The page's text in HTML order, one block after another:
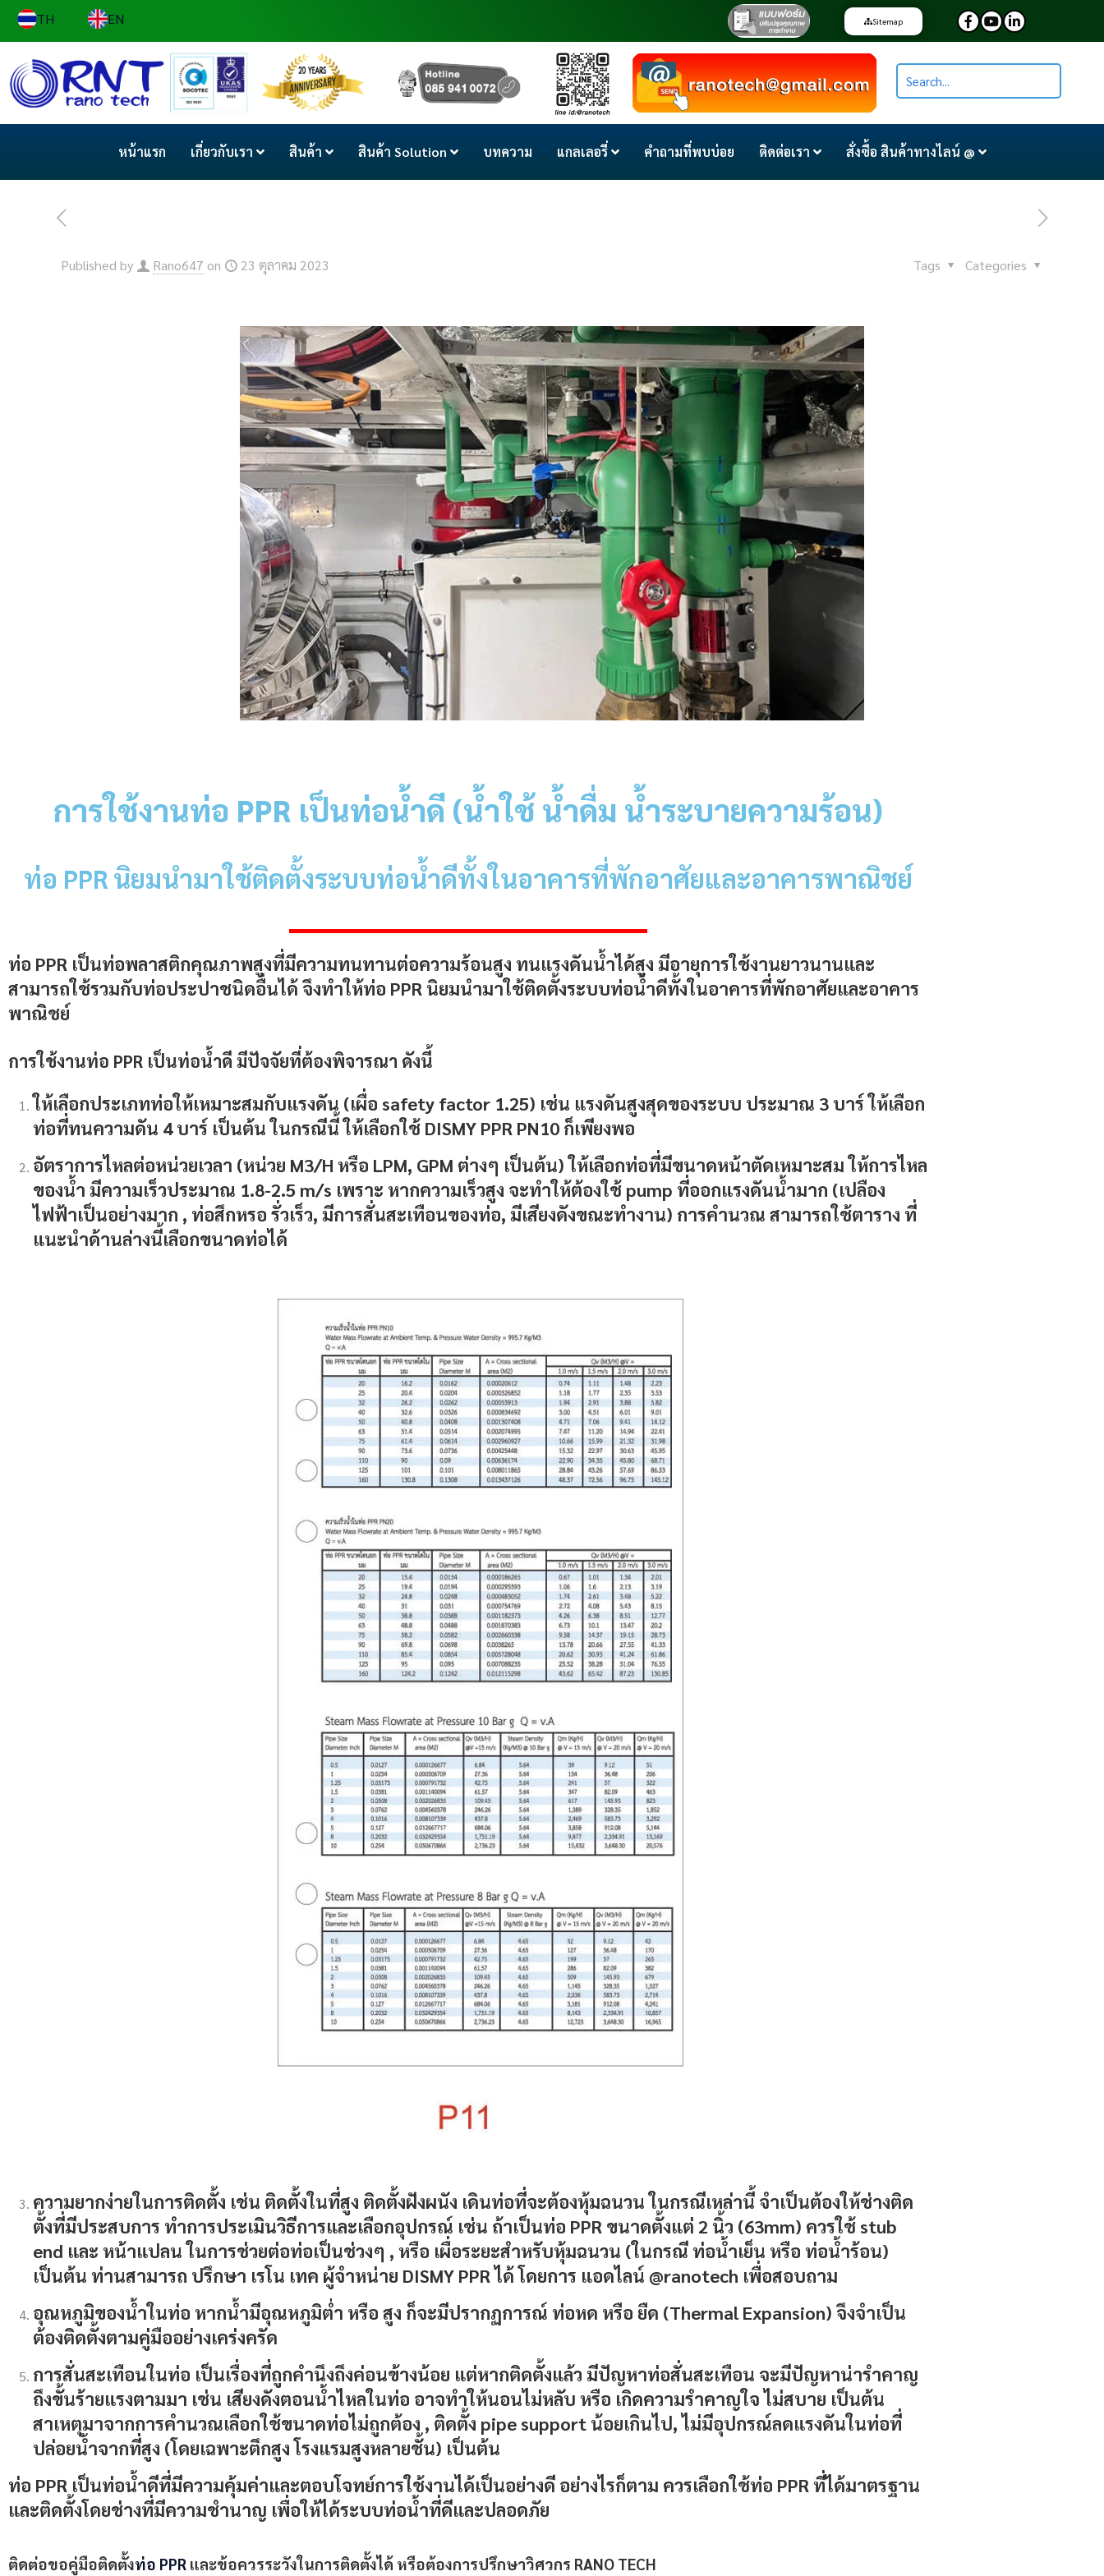
TH EN Sitemap
หน้าแรก เกี่ยวกับเรา สินค้า สินค้า Solution บทความ แกลเลอรี่ คำถามที่พบบ่อย ติดต่อเรา สั่งซื้อ สินค้าทางไลน์ @
Published by Rano647 on 23 ตุลาคม 2023 Categories
Tags
การใช้งานท่อ PPR เป็นท่อน้ำดี (น้ำใช้ น้ำดื่ม น้ำระบายความร้อน)
ท่อ PPRนิยมนำมาใช้ติดตั้งระบบท่อน้ำดีทั้งในอาคารที่พักอาศัยและอาคารพาณิชย์
ท่อ PPR เป็นท่อพลาสติกคุณภาพสูงที่มีความทนทานต่อความร้อนสูง ทนแรงดันน้ำได้สูง มีอายุการใช้งานยาวนานและ
สามารถใช้รวมกับท่อประปาชนิดอื่นได้ จึงทำให้ท่อ PPR นิยมนำมาใช้ติดตั้งระบบท่อน้ำดีทั้งในอาคารที่พักอาศัยและอาคาร
พาณิชย์
การใช้งานท่อ PPR เป็นท่อน้ำดี มีปัจจัยที่ต้องพิจารณา ดังนี้
ให้เลือกประเภทท่อให้เหมาะสมกับแรงดัน (เผื่อ safety factor 1.25) เช่น แรงดันสูงสุดของระบบ ประมาณ 3 บาร์ ให้เลือก
ท่อที่ทนความดัน 4 บาร์ เป็นต้น ในกรณีนี้ ให้เลือกใช้ DISMY PPR PN10 ก็เพียงพอ
อัตราการไหลต่อหน่วยเวลา (หน่วย M3/H หรือ LPM, GPM ต่างๆ เป็นต้น) ให้เลือกท่อที่มีขนาดหน้าตัดเหมาะสม ให้การไหล
ของน้ำ มีความเร็วประมาณ 1.8-2.5 m/s เพราะ หากความเร็วสูง จะทำให้ต้องใช้ pump ที่ออกแรงดันน้ำมาก (เปลือง
ไฟฟ้าเป็นอย่างมาก , ท่อสึกหรอ รั่วเร็ว, มีการสั่นสะเทือนของท่อ, มีเสียงดังขณะทำงาน) การคำนวณ สามารถใช้ตาราง ที่
แนะนำด้านล่างนี้เลือกขนาดท่อได้
ความยากง่ายในการติดตั้ง เช่น ติดตั้งในที่สูง ติดตั้งฝังผนัง เดินท่อที่จะต้องหุ้มฉนวน ในกรณีเหล่านี้ จำเป็นต้องให้ช่างติด
ตั้งที่มีประสบการ ทำการประเมินวิธีการและเลือกอุปกรณ์ เช่น ถ้าเป็นท่อ PPR ขนาดตั้งแต่ 2 นิ้ว (63mm) ควรใช้ stub
end และ หน้าแปลน ในการช่วยต่อท่อเป็นช่วงๆ , หรือ เผื่อระยะสำหรับหุ้มฉนวน (ในกรณี ท่อน้ำเย็น หรือ ท่อน้ำร้อน)
เป็นต้น ท่านสามารถ ปรึกษา เรโน เทค ผู้จำหน่าย DISMY PPR ได้ โดยการ แอดไลน์ @ranotech เพื่อสอบถาม
อุณหภูมิของน้ำในท่อ หากน้ำมีอุณหภูมิต่ำ หรือ สูง ก็จะมีปรากฏการณ์ ท่อหด หรือ ยืด (Thermal Expansion) จึงจำเป็น
ต้องติดตั้งตามคู่มืออย่างเคร่งครัด
การสั่นสะเทือนในท่อ เป็นเรื่องที่ถูกคำนึงถึงค่อนข้างน้อย แต่หากติดตั้งแล้ว มีปัญหาท่อสั่นสะเทือน จะมีปัญหาน่ารำคาญ
ถึงขั้นร้ายแรงตามมา เช่น เสียงดังตอนน้ำไหลในท่อ อาจทำให้นอนไม่หลับ หรือ เกิดความรำคาญใจ ไม่สบาย เป็นต้น
สาเหตุมาจากการคำนวณเลือกใช้ขนาดท่อไม่ถูกต้อง , ติดตั้ง pipe support น้อยเกินไป, ไม่มีอุปกรณ์ลดแรงดันในท่อที่
ปล่อยน้ำจากที่สูง (โดยเฉพาะตึกสูง โรงแรมสูงหลายชั้น) เป็นต้น
ท่อ PPR เป็นท่อน้ำดีที่มีความคุ้มค่าและตอบโจทย์การใช้งานได้เป็นอย่างดี อย่างไรก็ตาม ควรเลือกใช้ท่อ PPR ที่ได้มาตรฐาน
และติดตั้งโดยช่างที่มีความชำนาญ เพื่อให้ได้ระบบท่อน้ำที่ดีและปลอดภัย
ติดต่อขอคู่มือติดตั้งท่อ PPR และข้อควรระวังในการติดตั้งได้ หรือต้องการปรึกษาวิศวกร RANO TECH